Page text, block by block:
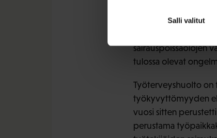
Salli valitut
työterveyshuolto on
on ollut hyötyä.
sairauspoissaolojen
tulossa olevat
Työterveyshuolto on
työkyvyttömyyden
vuosi sitten
perustama